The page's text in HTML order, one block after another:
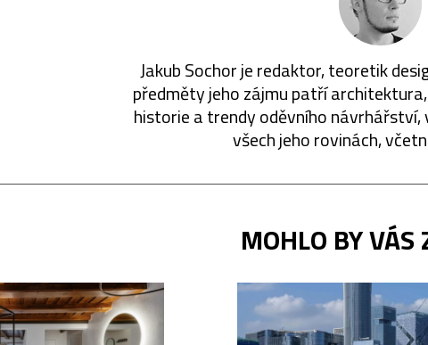
Jakub Sochor je redaktor, teoretik
předměty jeho zájmu patří
historie a trendy oděvního návrhářství,
všech jeho rovinách,
MOHLO BY VÁS